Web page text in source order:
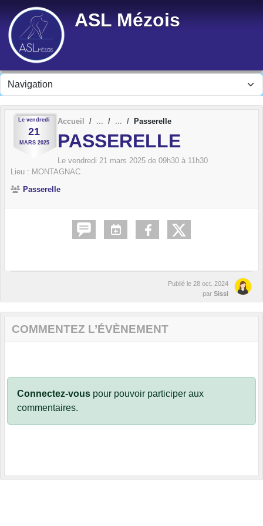
ASL Mézois
Le vendredi
21
MARS 2025
Accueil Passerelle
PASSERELLE
Le vendredi 21 mars 2025 de 09h30 à 11h30
Lieu : MONTAGNAC
Passerelle
Publié le 28 oct. 2024
par Sissi
COMMENTEZ L’ÉVÈNEMENT
Connectez-vous pour pouvoir participer aux
commentaires.
Panneau de gestion des cookies